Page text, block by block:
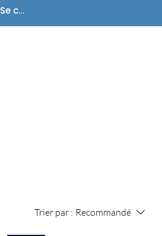
Se connecter
Trier par : Recommandé